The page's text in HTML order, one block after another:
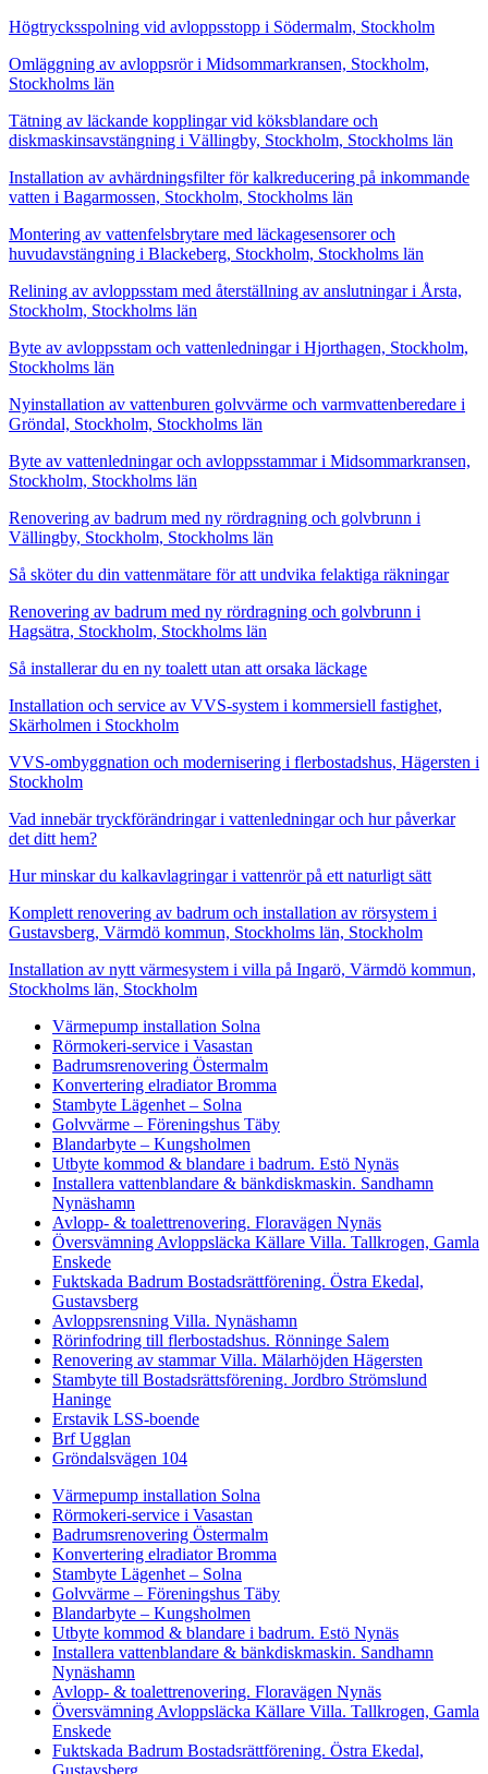
Högtrycksspolning vid avloppsstopp i Södermalm, Stockholm
Omläggning av avloppsrör i Midsommarkransen, Stockholm,
Stockholms län
Tätning av läckande kopplingar vid köksblandare och
diskmaskinsavstängning i Vällingby, Stockholm, Stockholms län
Installation av avhärdningsfilter för kalkreducering på inkommande
vatten i Bagarmossen, Stockholm, Stockholms län
Montering av vattenfelsbrytare med läckagesensorer och
huvudavstängning i Blackeberg, Stockholm, Stockholms län
Relining av avloppsstam med återställning av anslutningar i Årsta,
Stockholm, Stockholms län
Byte av avloppsstam och vattenledningar i Hjorthagen, Stockholm,
Stockholms län
Nyinstallation av vattenburen golvvärme och varmvattenberedare i
Gröndal, Stockholm, Stockholms län
Byte av vattenledningar och avloppsstammar i Midsommarkransen,
Stockholm, Stockholms län
Renovering av badrum med ny rördragning och golvbrunn i
Vällingby, Stockholm, Stockholms län
Så sköter du din vattenmätare för att undvika felaktiga räkningar
Renovering av badrum med ny rördragning och golvbrunn i
Hagsätra, Stockholm, Stockholms län
Så installerar du en ny toalett utan att orsaka läckage
Installation och service av VVS-system i kommersiell fastighet,
Skärholmen i Stockholm
VVS-ombyggnation och modernisering i flerbostadshus, Hägersten i
Stockholm
Vad innebär tryckförändringar i vattenledningar och hur påverkar
det ditt hem?
Hur minskar du kalkavlagringar i vattenrör på ett naturligt sätt
Komplett renovering av badrum och installation av rörsystem i
Gustavsberg, Värmdö kommun, Stockholms län, Stockholm
Installation av nytt värmesystem i villa på Ingarö, Värmdö kommun,
Stockholms län, Stockholm
Värmepump installation Solna
Rörmokeri-service i Vasastan
Badrumsrenovering Östermalm
Konvertering elradiator Bromma
Stambyte Lägenhet – Solna
Golvvärme – Föreningshus Täby
Blandarbyte – Kungsholmen
Utbyte kommod & blandare i badrum. Estö Nynäs
Installera vattenblandare & bänkdiskmaskin. Sandhamn
Nynäshamn
Avlopp- & toalettrenovering. Floravägen Nynäs
Översvämning Avloppsläcka Källare Villa. Tallkrogen, Gamla
Enskede
Fuktskada Badrum Bostadsrättförening. Östra Ekedal,
Gustavsberg
Avloppsrensning Villa. Nynäshamn
Rörinfodring till flerbostadshus. Rönninge Salem
Renovering av stammar Villa. Mälarhöjden Hägersten
Stambyte till Bostadsrättsförening. Jordbro Strömslund
Haninge
Erstavik LSS-boende
Brf Ugglan
Gröndalsvägen 104
Värmepump installation Solna
Rörmokeri-service i Vasastan
Badrumsrenovering Östermalm
Konvertering elradiator Bromma
Stambyte Lägenhet – Solna
Golvvärme – Föreningshus Täby
Blandarbyte – Kungsholmen
Utbyte kommod & blandare i badrum. Estö Nynäs
Installera vattenblandare & bänkdiskmaskin. Sandhamn
Nynäshamn
Avlopp- & toalettrenovering. Floravägen Nynäs
Översvämning Avloppsläcka Källare Villa. Tallkrogen, Gamla
Enskede
Fuktskada Badrum Bostadsrättförening. Östra Ekedal,
Gustavsberg